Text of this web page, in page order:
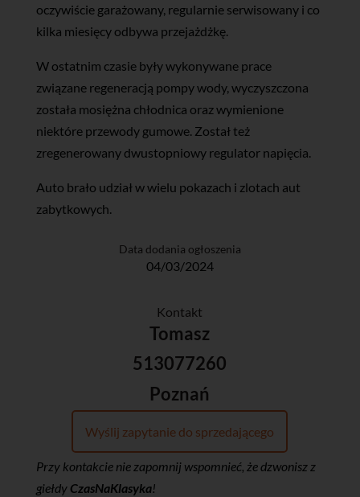
oczywiście garażowany, regularnie serwisowany i co
kilka miesięcy odbywa przejażdżkę.
W ostatnim czasie były wykonywane prace
związane regeneracją pompy wody, wyczyszczona
została mosiężna chłodnica oraz wymienione
niektóre przewody gumowe. Został też
zregenerowany dwustopniowy regulator napięcia.
Auto brało udział w wielu pokazach i zlotach aut
zabytkowych.
Data dodania ogłoszenia
04/03/2024
Kontakt
Tomasz
513077260
Poznań
Wyślij zapytanie do sprzedającego
Przy kontakcie nie zapomnij wspomnieć, że dzwonisz z
giełdy CzasNaKlasyka!